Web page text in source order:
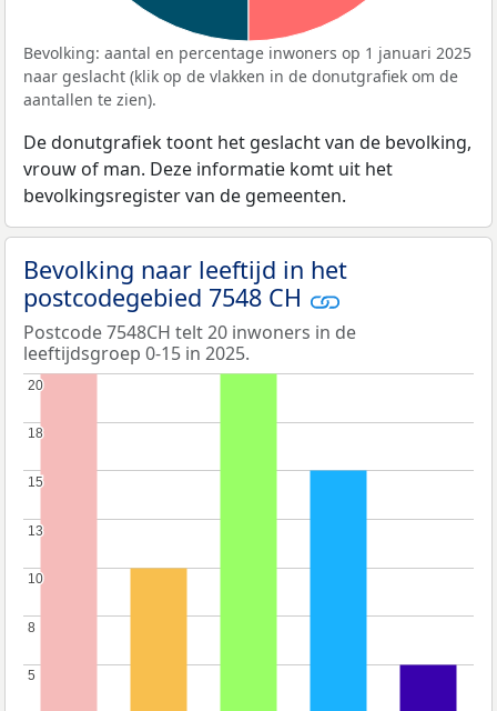
Bevolking: aantal en percentage inwoners op 1 januari 2025
naar geslacht (klik op de vlakken in de donutgrafiek om de
aantallen te zien).
De donutgrafiek toont het geslacht van de bevolking,
vrouw of man. Deze informatie komt uit het
bevolkingsregister van de gemeenten.
Bevolking naar leeftijd in het
postcodegebied 7548 CH
Postcode 7548CH telt 20 inwoners in de
leeftijdsgroep 0-15 in 2025.
5
5
8
8
10
10
13
13
15
15
18
18
20
20